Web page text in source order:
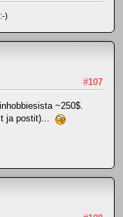
)
#107
~250$.
ja postit)...